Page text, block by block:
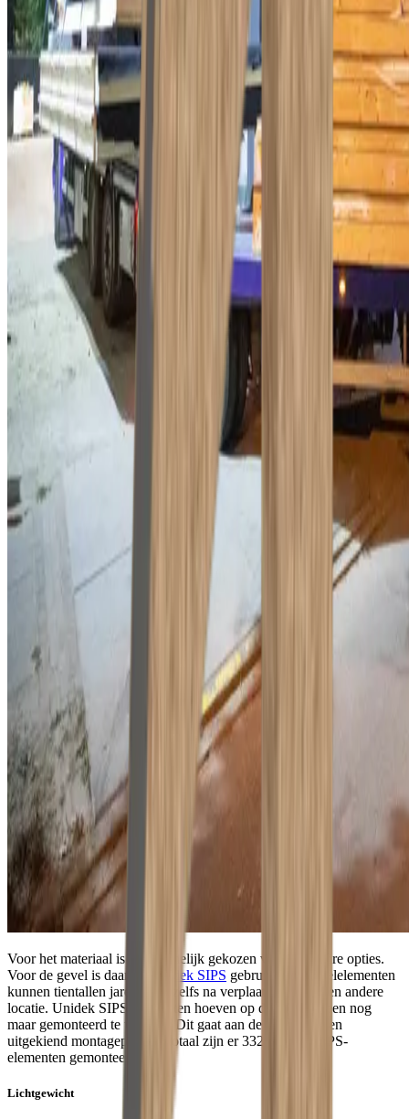
Voor het materiaal is voornamelijk gekozen voor circulaire opties.
Voor de gevel is daarom
Unidek SIPS gebruikt. De gevelelementen
kunnen tientallen jaren mee, zelfs na verplaatsing naar een andere
locatie. Unidek SIPS-elementen hoeven op de bouw alleen nog
maar gemonteerd te worden. Dit gaat aan de hand van een
uitgekiend montageplan. In totaal zijn er 332 Unidek SIPS-
elementen gemonteerd.
Lichtgewicht